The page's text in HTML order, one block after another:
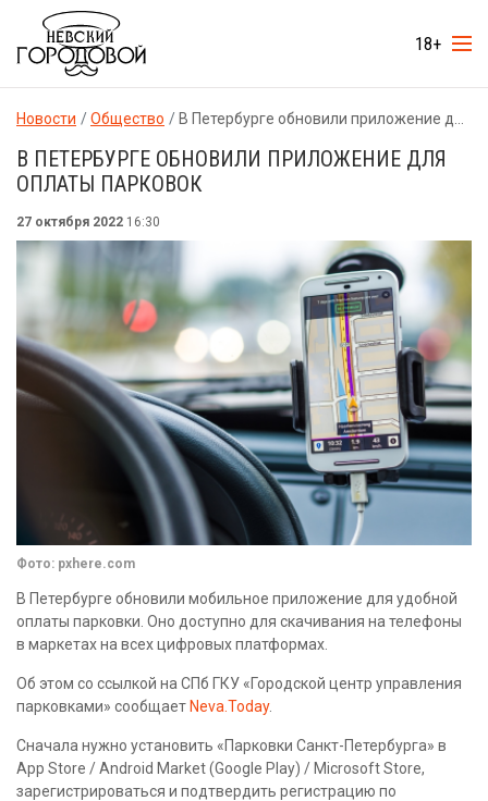
18+
Новости Общество В Петербурге обновили приложение для оплаты парковок
В ПЕТЕРБУРГЕ ОБНОВИЛИ ПРИЛОЖЕНИЕ ДЛЯ
ОПЛАТЫ ПАРКОВОК
27 октября 2022 16:30
Фото: pxhere.com
В Петербурге обновили мобильное приложение для удобной
оплаты парковки. Оно доступно для скачивания на телефоны
в маркетах на всех цифровых платформах.
Об этом со ссылкой на СПб ГКУ «Городской центр управления
парковками» сообщает Neva.Today.
Сначала нужно установить «Парковки Санкт-Петербурга» в
App Store / Android Market (Google Play) / Microsoft Store,
зарегистрироваться и подтвердить регистрацию по